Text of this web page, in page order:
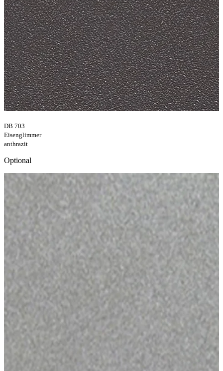
DB 703
Eisenglimmer
anthrazit
Optional